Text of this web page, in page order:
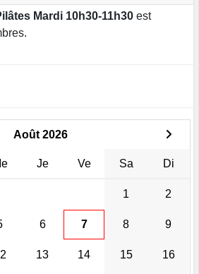
Mardi 10h30-11h30 est
Août 2026
Je Ve Sa Di
1 2
6 7 8 9
13 14 15 16